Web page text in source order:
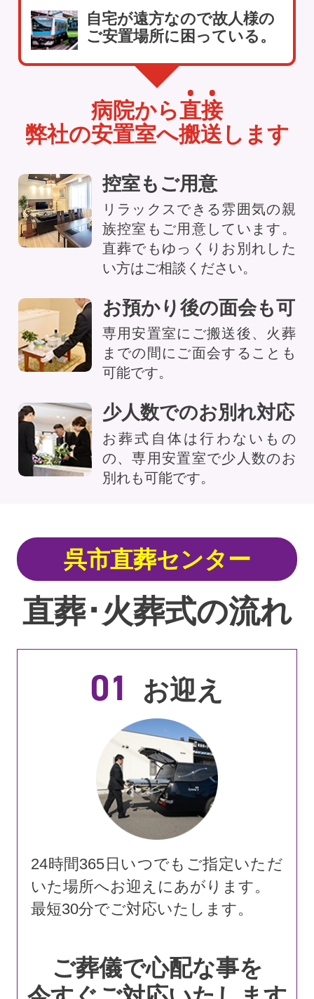
自宅が遠方なので故人様の
ご安置場所に困っている。
病院から直接
弊社の安置室へ搬送します
控室もご用意
リラックスできる雰囲気の親
族控室もご用意しています。
直葬でもゆっくりお別れした
い方はご相談ください。
お預かり後の面会も可
専用安置室にご搬送後、火葬
までの間にご面会することも
可能です。
少人数でのお別れ対応
お葬式自体は行わないもの
の、専用安置室で少人数のお
別れも可能です。
呉市直葬センター
直葬･火葬式の流れ
01 お迎え
24時間365日いつでもご指定いただ
いた場所へお迎えにあがります。
最短30分でご対応いたします。
ご葬儀で心配な事を